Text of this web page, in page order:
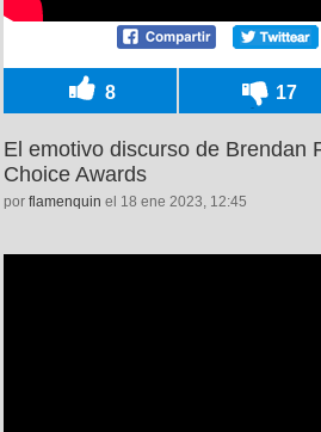
8 17
El emotivo discurso de Brendan
Choice Awards
por flamenquin el 18 ene 2023, 12:45